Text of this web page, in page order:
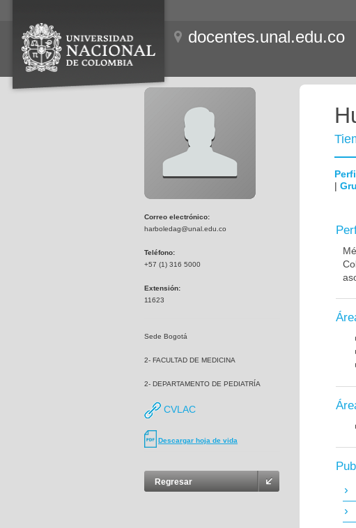
docentes.unal.edu.co
Correo electrónico:
harboledag@unal.edu.co
Teléfono:
+57 (1) 316 5000
Extensión:
11623
Sede Bogotá
2- FACULTAD DE MEDICINA
2- DEPARTAMENTO DE PEDIATRÍA
CVLAC
Descargar hoja de vida
Regresar
|